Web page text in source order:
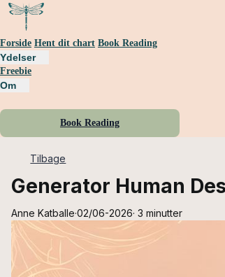
Forside Hent dit chart Book Reading
Ydelser
Freebie
Om
Book Reading
Tilbage
Generator Human
Anne Katballe·02/06-2026· 3 minutter